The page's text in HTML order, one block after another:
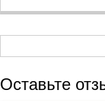
Оставьте